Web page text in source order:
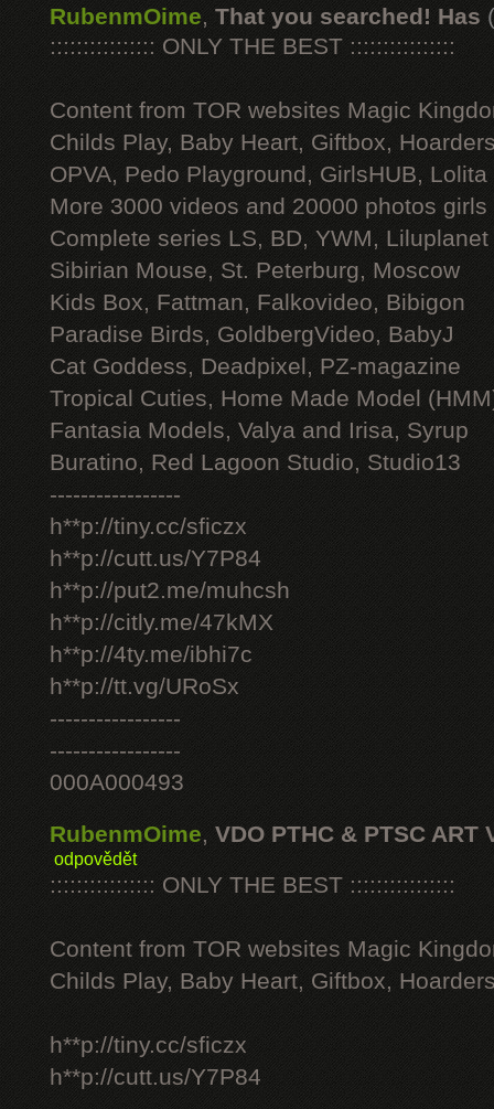
RubenmOime, That you searched! Has
:::::::::::::::: ONLY THE BEST ::::::::::::::::
Content from TOR websites Magic
Childs Play, Baby Heart, Giftbox,
OPVA, Pedo Playground, GirlsHUB, Lolita
More 3000 videos and 20000 photos
Complete series LS, BD, YWM, Liluplanet
Sibirian Mouse, St. Peterburg, Moscow
Kids Box, Fattman, Falkovideo, Bibigon
Paradise Birds, GoldbergVideo, BabyJ
Cat Goddess, Deadpixel, PZ-magazine
Tropical Cuties, Home Made Model
Fantasia Models, Valya and Irisa, Syrup
Buratino, Red Lagoon Studio, Studio13
-----------------
h**p://tiny.cc/sficzx
h**p://cutt.us/Y7P84
h**p://put2.me/muhcsh
h**p://citly.me/47kMX
h**p://4ty.me/ibhi7c
h**p://tt.vg/URoSx
-----------------
-----------------
000A000493
RubenmOime, VDO PTHC & PTSC ART
odpovědět
:::::::::::::::: ONLY THE BEST ::::::::::::::::
Content from TOR websites Magic
Childs Play, Baby Heart, Giftbox,
h**p://tiny.cc/sficzx
h**p://cutt.us/Y7P84